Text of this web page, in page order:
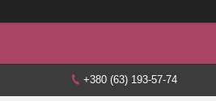
+380 (63) 193-57-74